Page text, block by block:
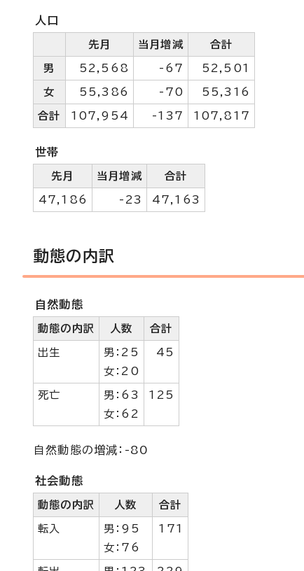
人口
先月 当月増減 合計
男 52,568 -67 52,501
女 55,386 -70 55,316
合計 107,954 -137 107,817
世帯
先月 当月増減 合計
47,186 -23 47,163
動態の内訳
自然動態
動態の内訳 人数 合計
出生
男：25
女：20
45
死亡
男：63
女：62
125
自然動態の増減：-80
社会動態
動態の内訳 人数 合計
転入
男：95
女：76
171